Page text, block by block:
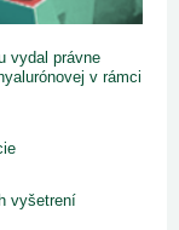
vydal právne
v rámci
vyšetrení